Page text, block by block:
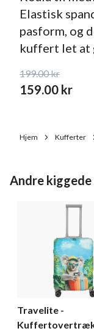
Elastisk
pasform, og
kuffert let at
199.00kr
159.00 kr
Hjem Kufferter
Andre kiggede
Travelite -
Kuffertovertræk